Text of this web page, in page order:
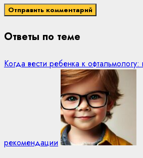
Ответы по теме
Когда вести ребенка к
рекомендации